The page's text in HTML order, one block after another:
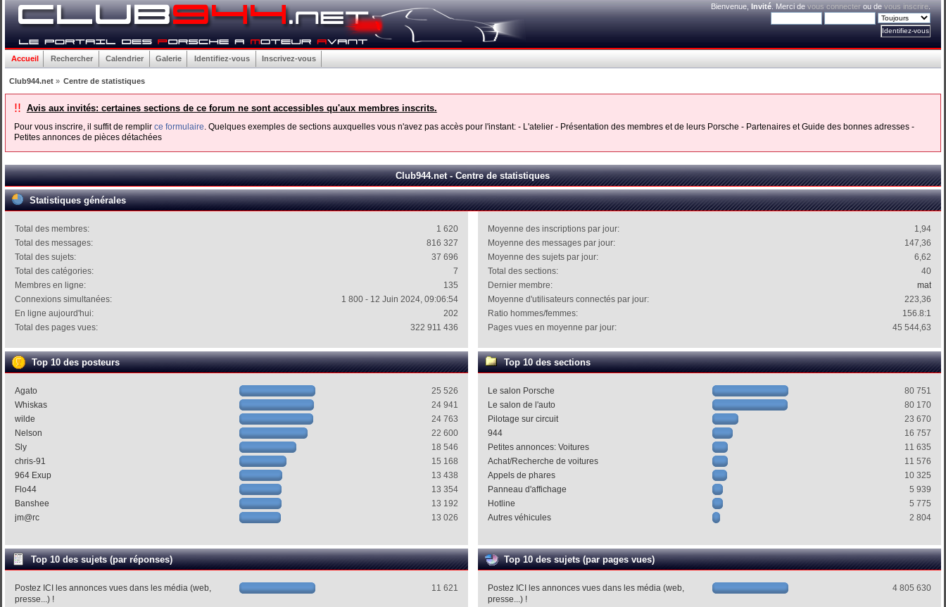
Bienvenue,Invité . Merci devous connecter ou devous inscrire
Accueil Rechercher Calendrier Galerie Identifiez-vous Inscrivez-vous
Club944.net» Centre de statistiques
!! Avis aux invités: certaines sections de ce forum ne sont accessibles qu'aux membres inscrits.
Pour vous inscrire, il suffit de remplir ce formulaire. Quelques exemples de sections auxquelles vous n'avez pas accès pour l'instant: - L'atelier - Présentation des membres et de leurs Porsche - Partenaires et Guide des bonnes adresses -
Petites annonces de pièces détachées
Club944.net - Centre de statistiques
Statistiques générales
Total des membres:
1 620
Total des messages:
816 327
Total des sujets:
37 696
Total des catégories:
7
Membres en ligne:
135
Connexions simultanées:
1 800 - 12 Juin 2024, 09:06:54
En ligne aujourd'hui:
202
Total des pages vues:
322 911 436
Moyenne des inscriptions par jour:
1,94
Moyenne des messages par jour:
147,36
Moyenne des sujets par jour:
6,62
Total des sections:
40
Dernier membre:
mat
Moyenne d'utilisateurs connectés par jour:
223,36
Ratio hommes/femmes:
156.8:1
Pages vues en moyenne par jour:
45 544,63
Top 10 des posteurs
Agato
25 526
Whiskas
24 941
wilde
24 763
Nelson
22 600
Sly
18 546
chris-91
15 168
964 Exup
13 438
Flo44
13 354
Banshee
13 192
jm@rc
13 026
Top 10 des sections
Le salon Porsche
80 751
Le salon de l'auto
80 170
Pilotage sur circuit
23 670
944
16 757
Petites annonces: Voitures
11 635
Achat/Recherche de voitures
11 576
Appels de phares
10 325
Panneau d'affichage
5 939
Hotline
5 775
Autres véhicules
2 804
Top 10 des sujets (par réponses)
Postez ICI les annonces vues dans les média (web,
presse...) !
11 621
Top 10 des sujets (par pages vues)
Postez ICI les annonces vues dans les média (web,
presse...) !
4 805 630